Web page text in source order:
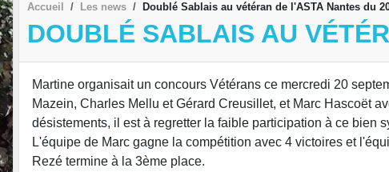
Accueil Les news Doublé Sablais au vétéran de l'ASTA Nantes du
DOUBLÉ SABLAIS AU
Martine organisait un concours Vétérans ce mercredi 20
Mazein, Charles Mellu et Gérard Creusillet, et Marc Hascoët
désistements, il est à regretter la faible participation à ce bien
L'équipe de Marc gagne la compétition avec 4 victoires et
Rezé termine à la 3ème place.